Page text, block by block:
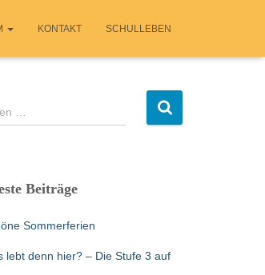
KONTAKT SCHULLEBEN
…
Beiträge
Sommerferien
lebt denn hier? – Die Stufe 3 auf